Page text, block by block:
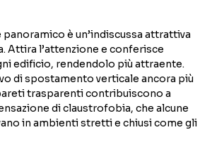
panoramico è un’indiscussa attrattiva
Attira l’attenzione e conferisce
edificio, rendendolo più attraente.
di spostamento verticale ancora più
trasparenti contribuiscono a
di claustrofobia, che alcune
in ambienti stretti e chiusi come gli